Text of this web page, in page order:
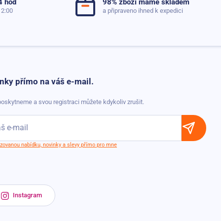
hod 98% zboží máme skladem
a připraveno ihned k expedici
přímo na váš e-mail.
a svou registraci můžete kdykoliv zrušit.
nabídku, novinky a slevy přímo pro mne
Instagram